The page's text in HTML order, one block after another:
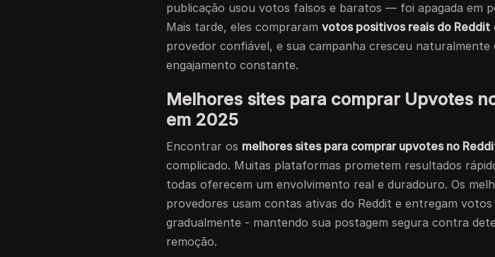
publicação usou votos falsos e baratos — foi apagada em
Mais tarde, eles compraramvotos positivos reais do Reddit
provedor confiável, e sua campanha cresceu naturalmente
engajamento constante.
Melhores sites para comprar Upvotes
em 2025
Encontrar os melhores sites para comprar upvotes no
complicado. Muitas plataformas prometem resultados
todas oferecem um envolvimento real e duradouro. Os
provedores usam contas ativas do Reddit e entregam
gradualmente - mantendo sua postagem segura contra
remoção.